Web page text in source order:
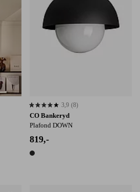
CO Bankeryd
Plafond DOWN
819,-
1 farge
3,9 basert på 8 karaktergivninger
3,9 (8)